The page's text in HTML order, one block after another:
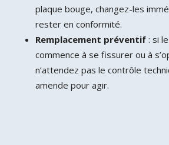
plaque bouge, changez-les
rester en conformité.
Remplacement préventif: si
commence à se fissurer ou à
n’attendez pas le contrôle
amende pour agir.